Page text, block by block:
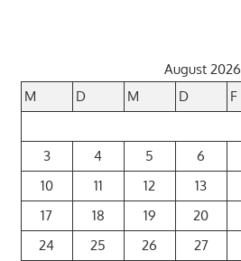
August 2026
M
D M D F
3
4 5 6
10
11 12 13
17
18 19 20
24
25 26 27